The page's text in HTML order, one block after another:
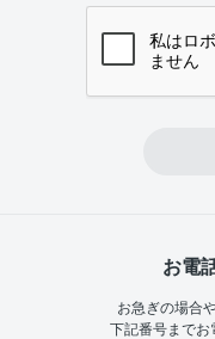
お電
お急ぎの場合
下記番号までお